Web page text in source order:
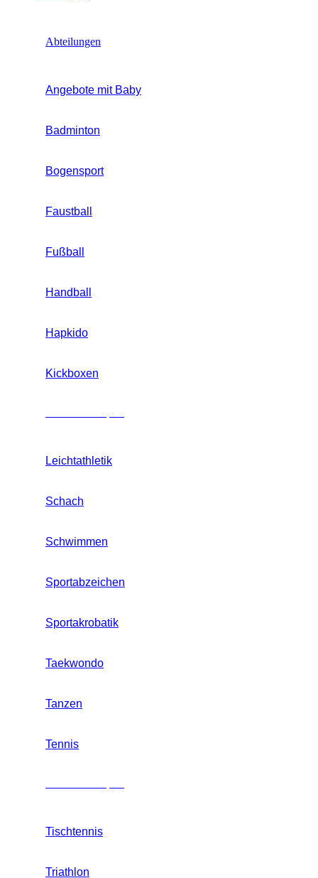
Abteilungen
Angebote mit Baby
Badminton
Bogensport
Faustball
Fußball
Handball
Hapkido
Kickboxen
Leichtathletik
Schach
Schwimmen
Sportabzeichen
Sportakrobatik
Taekwondo
Tanzen
Tennis
Tischtennis
Triathlon